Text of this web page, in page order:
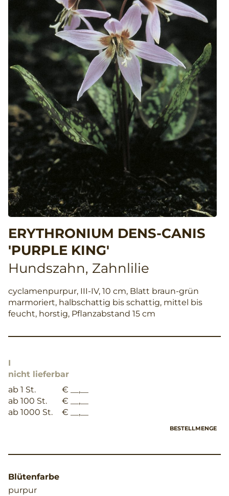
ERYTHRONIUM DENS-CANIS
'PURPLE KING'
Hundszahn, Zahnlilie
cyclamenpurpur, III-IV, 10 cm, Blatt braun-grün
marmoriert, halbschattig bis schattig, mittel bis
feucht, horstig, Pflanzabstand 15 cm
I
nicht lieferbar
ab 1 St.
€ __,__
ab 100 St.
€ __,__
ab 1000 St.
€ __,__
BESTELLMENGE
Blütenfarbe
purpur